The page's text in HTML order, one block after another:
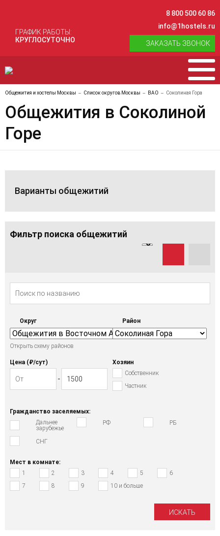
ГРАФИК РАБОТЫ:
КРУГЛОСУТОЧНО
8 800 500 60 86
info@1hostels.ru
ЗАКАЗАТЬ ЗВОНОК
Общежития и хостелы Москвы Список округов Москвы ВАО Соколиная Гора
Общежития в Соколиной
Горе
Варианты общежитий
Фильтр поиска общежитий
Округ
Открыть схему районов
Район
Цена (₽/cут)
Хозяин
Собственник
Частник
Гражданство заселяемых:
Дальнее
зарубежье
РФ РБ
СНГ
Мест в комнате:
1
2 3 4 5
6
7
8 9 10 и больше